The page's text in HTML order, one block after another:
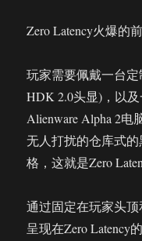
Zero Latency火爆的
玩家需要佩戴一台
HDK 2.0头显)，以
Alienware Alpha 2
无人打扰的仓库式
格，这就是Zero
通过固定在玩家头
呈现在Zero Latency